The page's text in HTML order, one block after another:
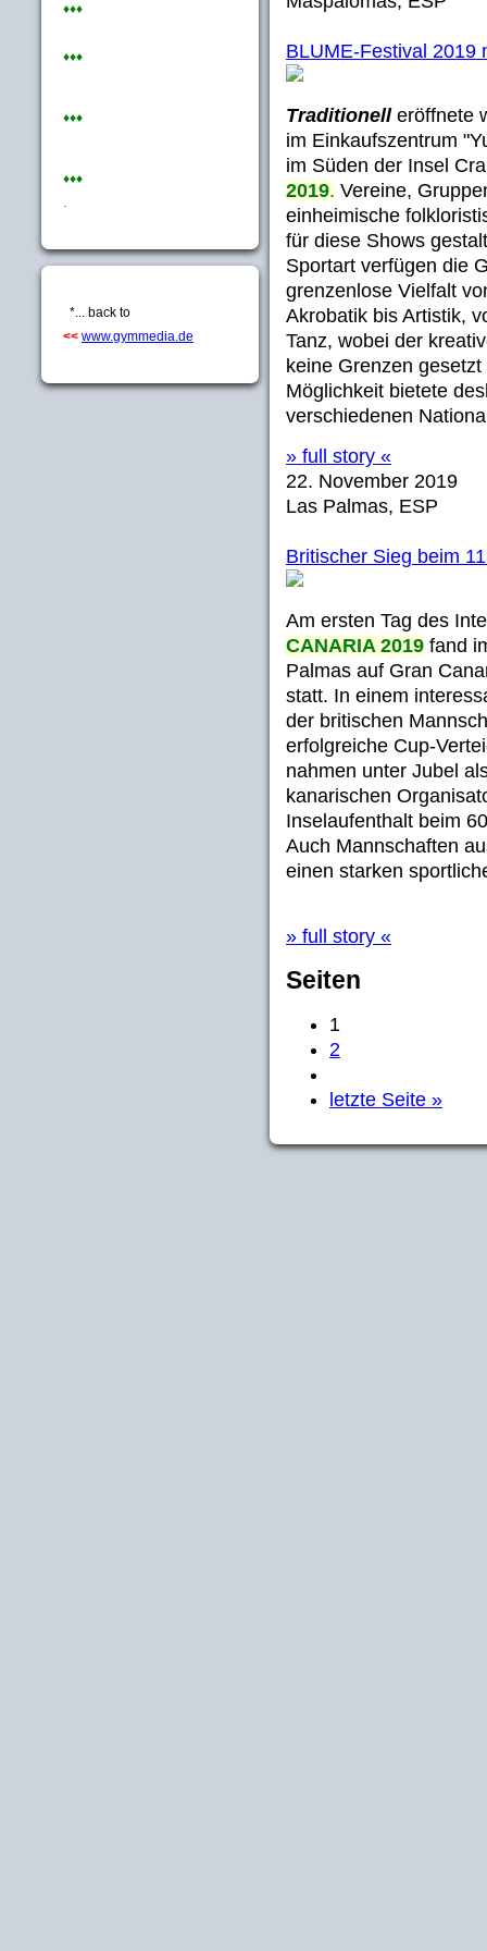
♦♦♦
♦♦♦
♦♦♦
♦♦♦
.
*... back to
<< www.gymmedia.de
BLUME-Festival 2019
Traditionell eröffnete
im Einkaufszentrum
im Süden der Insel
2019. Vereine,
einheimische
für diese Shows
Sportart verfügen die
grenzenlose Vielfalt
Akrobatik bis Artistik,
Tanz, wobei der
keine Grenzen
Möglichkeit bietete
verschiedenen
» full story «
22. November 2019
Las Palmas, ESP
Britischer Sieg beim
Am ersten Tag des
CANARIA 2019 fand
Palmas auf Gran
statt. In einem
der britischen
erfolgreiche Cup-
nahmen unter Jubel
kanarischen
Inselaufenthalt beim
Auch Mannschaften
einen starken
» full story «
Seiten
1
2
letzte Seite »